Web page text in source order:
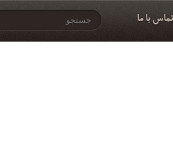
تماس با ما